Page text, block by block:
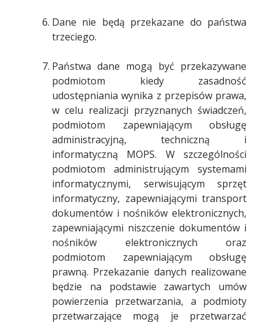
Dane nie będą przekazane do państwa
trzeciego.
Państwa dane mogą być przekazywane
podmiotom kiedy zasadność
udostępniania wynika z przepisów prawa,
w celu realizacji przyznanych świadczeń,
podmiotom zapewniającym obsługę
administracyjną, techniczną i
informatyczną MOPS. W szczególności
podmiotom administrującym systemami
informatycznymi, serwisującym sprzęt
informatyczny, zapewniającymi transport
dokumentów i nośników elektronicznych,
zapewniającymi niszczenie dokumentów i
nośników elektronicznych oraz
podmiotom zapewniającym obsługę
prawną. Przekazanie danych realizowane
będzie na podstawie zawartych umów
powierzenia przetwarzania, a podmioty
przetwarzające mogą je przetwarzać